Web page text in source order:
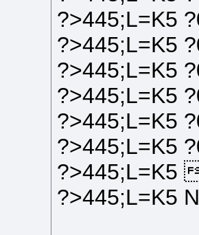
?>445;L=K5
?>445;L=K5
?>445;L=K5
?>445;L=K5
?>445;L=K5
?>445;L=K5
?>445;L=K5
?>445;L=K5